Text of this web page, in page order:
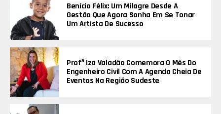
Benício Félix: Um Milagre Desde A
Gestão Que Agora Sonha Em Se Tonar
Um Artista De Sucesso
Profª Iza Valadão Comemora O Mês Do
Engenheiro Civil Com A Agenda Cheia De
Eventos Na Região Sudeste